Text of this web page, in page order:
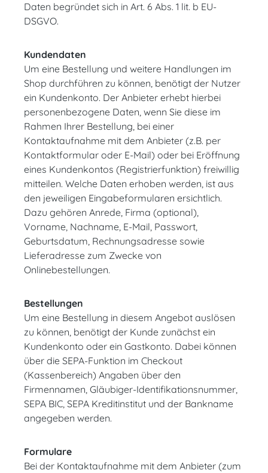
Daten begründet sich in Art. 6 Abs. 1 lit. b EU-
DSGVO.
Kundendaten
Um eine Bestellung und weitere Handlungen im
Shop durchführen zu können, benötigt der Nutzer
ein Kundenkonto. Der Anbieter erhebt hierbei
personenbezogene Daten, wenn Sie diese im
Rahmen Ihrer Bestellung, bei einer
Kontaktaufnahme mit dem Anbieter (z.B. per
Kontaktformular oder E-Mail) oder bei Eröffnung
eines Kundenkontos (Registrierfunktion) freiwillig
mitteilen. Welche Daten erhoben werden, ist aus
den jeweiligen Eingabeformularen ersichtlich.
Dazu gehören Anrede, Firma (optional),
Vorname, Nachname, E-Mail, Passwort,
Geburtsdatum, Rechnungsadresse sowie
Lieferadresse zum Zwecke von
Onlinebestellungen.
Bestellungen
Um eine Bestellung in diesem Angebot auslösen
zu können, benötigt der Kunde zunächst ein
Kundenkonto oder ein Gastkonto. Dabei können
über die SEPA-Funktion im Checkout
(Kassenbereich) Angaben über den
Firmennamen, Gläubiger-Identifikationsnummer,
SEPA BIC, SEPA Kreditinstitut und der Bankname
angegeben werden.
Formulare
Bei der Kontaktaufnahme mit dem Anbieter (zum